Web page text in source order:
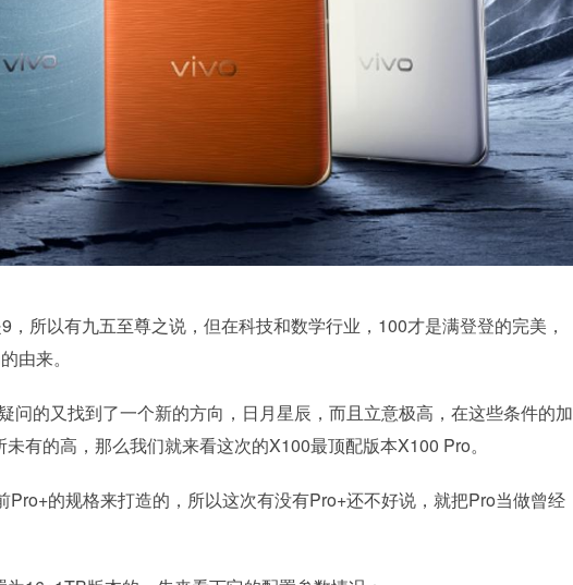
所以有九五至尊之说，但在科技和数学行业，100才是满登登的完美，
由来。
问的又找到了一个新的方向，日月星辰，而且立意极高，在这些条件的加
有的高，那么我们就来看这次的X100最顶配版本X100 Pro。
的规格来打造的，所以这次有没有Pro+还不好说，就把Pro当做曾经